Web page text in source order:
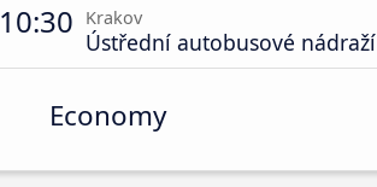
10:30 Krakov
Ústřední autobusové nádraží
Economy